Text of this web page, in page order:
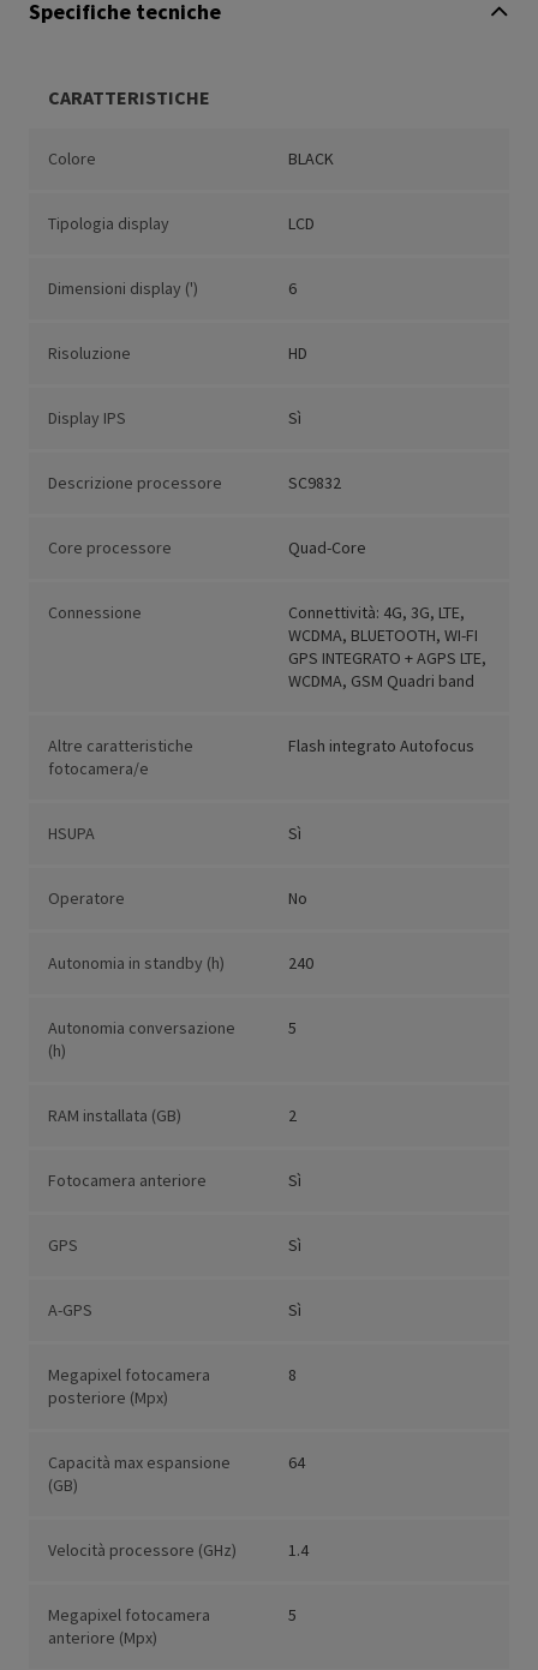
Specifiche tecniche
CARATTERISTICHE
Colore BLACK
Tipologia display LCD
Dimensioni display (') 6
Risoluzione HD
Display IPS Sì
Descrizione processore SC9832
Core processore Quad-Core
Connessione
Connettività: 4G, 3G, LTE,
WCDMA, BLUETOOTH, WI-FI
GPS INTEGRATO + AGPS LTE,
WCDMA, GSM Quadri band
Altre caratteristiche
fotocamera/e
Flash integrato Autofocus
HSUPA Sì
Operatore No
Autonomia in standby (h) 240
Autonomia conversazione
(h)
5
RAM installata (GB) 2
Fotocamera anteriore Sì
GPS Sì
A-GPS Sì
Megapixel fotocamera
posteriore (Mpx)
8
Capacità max espansione
(GB)
64
Velocità processore (GHz) 1.4
Megapixel fotocamera
anteriore (Mpx)
5